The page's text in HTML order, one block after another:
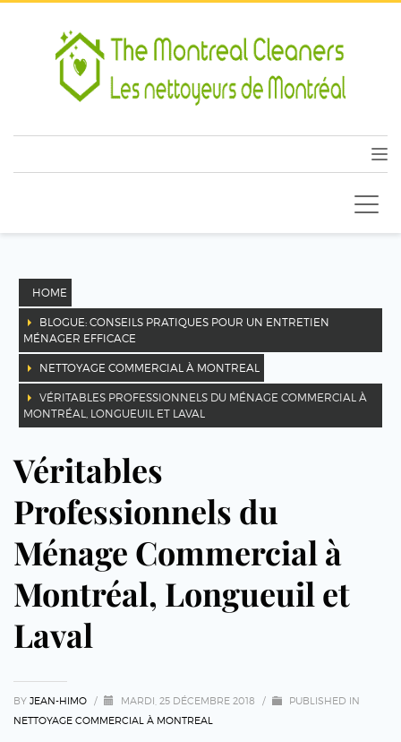
HOME
BLOGUE: CONSEILS PRATIQUES POUR UN ENTRETIEN
MÉNAGER EFFICACE
NETTOYAGE COMMERCIAL À MONTREAL
VÉRITABLES PROFESSIONNELS DU MÉNAGE COMMERCIAL À
MONTRÉAL, LONGUEUIL ET LAVAL
Véritables
Professionnels du
Ménage Commercial à
Montréal, Longueuil et
Laval
BY JEAN-HIMO / MARDI, 25 DÉCEMBRE 2018 /
PUBLISHED IN
NETTOYAGE COMMERCIAL À MONTREAL